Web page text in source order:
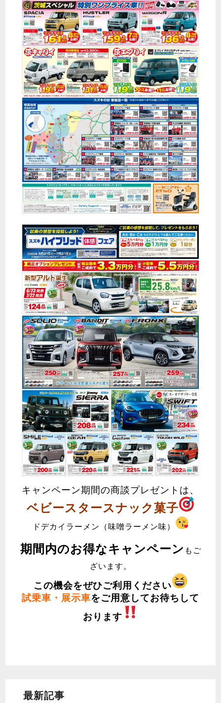
キャンペーン期間の商談プレゼントは、
ベビースタースナック菓子
ドデカイラーメン（味噌ラーメン味）
期間内のお得なキャンペーン もご
ざいます。
この機会をぜひご利用ください
試乗車・展示車をご用意してお待ちして
おります
最新記事